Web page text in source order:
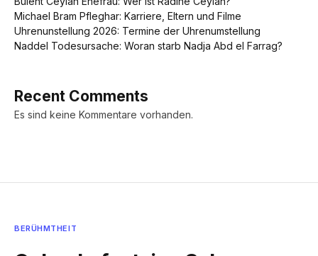
Michael Bram Pfleghar: Karriere, Eltern und Filme
Uhrenunstellung 2026: Termine der Uhrenumstellung
Naddel Todesursache: Woran starb Nadja Abd el Farrag?
Recent Comments
Es sind keine Kommentare vorhanden.
BERÜHMTHEIT